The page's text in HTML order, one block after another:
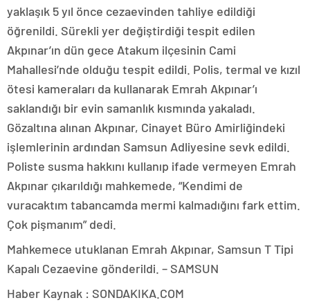
yaklaşık 5 yıl önce cezaevinden tahliye edildiği
öğrenildi. Sürekli yer değiştirdiği tespit edilen
Akpınar’ın dün gece Atakum ilçesinin Cami
Mahallesi’nde olduğu tespit edildi. Polis, termal ve kızıl
ötesi kameraları da kullanarak Emrah Akpınar’ı
saklandığı bir evin samanlık kısmında yakaladı.
Gözaltına alınan Akpınar, Cinayet Büro Amirliğindeki
işlemlerinin ardından Samsun Adliyesine sevk edildi.
Poliste susma hakkını kullanıp ifade vermeyen Emrah
Akpınar çıkarıldığı mahkemede, “Kendimi de
vuracaktım tabancamda mermi kalmadığını fark ettim.
Çok pişmanım” dedi.
Mahkemece utuklanan Emrah Akpınar, Samsun T Tipi
Kapalı Cezaevine gönderildi. – SAMSUN
Haber Kaynak : SONDAKIKA.COM